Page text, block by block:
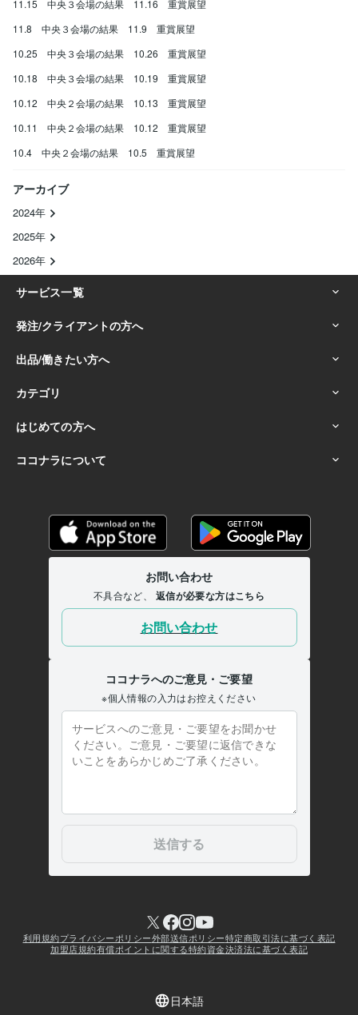
11.15 中央３会場の結果 11.16 重賞展望
11.8 中央３会場の結果 11.9 重賞展望
10.25 中央３会場の結果 10.26 重賞展望
10.18 中央３会場の結果 10.19 重賞展望
10.12 中央２会場の結果 10.13 重賞展望
10.11 中央２会場の結果 10.12 重賞展望
10.4 中央２会場の結果 10.5 重賞展望
アーカイブ
2024年
2025年
2026年